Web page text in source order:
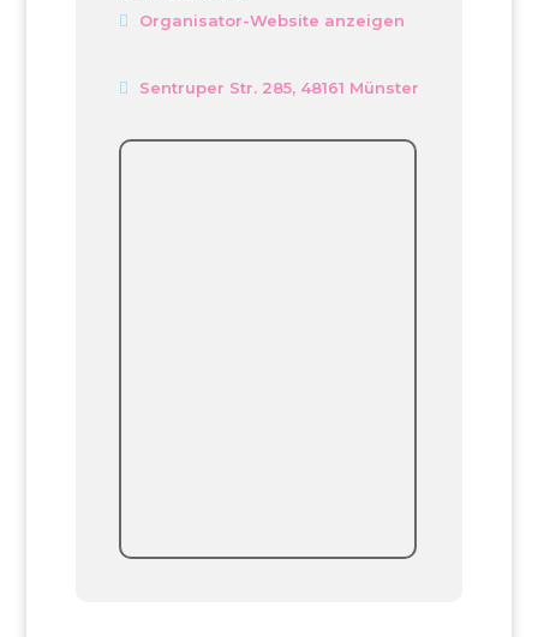
Organisator-Website anzeigen
Sentruper Str. 285, 48161 Münster